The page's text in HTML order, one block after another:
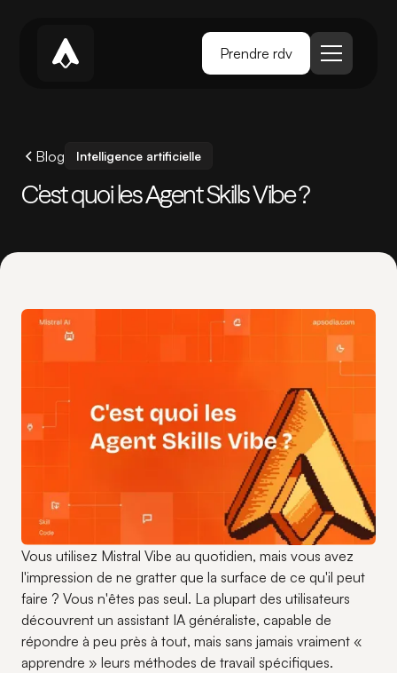
Prendre rdv
Blog Intelligence artificielle
C'est quoi les Agent Skills Vibe ?
Vous utilisez Mistral Vibe au quotidien, mais vous avez
l'impression de ne gratter que la surface de ce qu'il peut
faire ? Vous n'êtes pas seul. La plupart des utilisateurs
découvrent un assistant IA généraliste, capable de
répondre à peu près à tout, mais sans jamais vraiment «
apprendre » leurs méthodes de travail spécifiques.